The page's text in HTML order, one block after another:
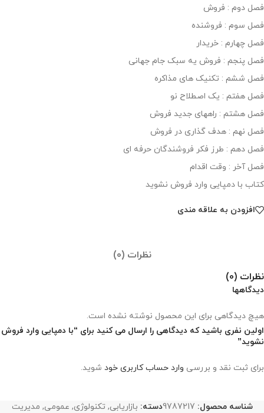
فصل دوم : فروش
فصل سوم : فروشنده
فصل چهارم : خریدار
فصل پنجم : فروش یه سبک جام جهانی
فصل ششم : تکنیک های مذاکره
فصل هفتم : یک اصطلاح نو
فصل هشتم : راههای جدید فروش
فصل نهم : هدف گذاری در فروش
فصل دهم : طرز فکر فروشندگان حرفه ای
فصل آخر : وقت اقدام
کتاب با دمپایی وارد فروش نشوید
افزودن به علاقه مندی
نظرات (0)
نظرات (0)
دیدگاهها
هیچ دیدگاهی برای این محصول نوشته نشده است.
اولین نفری باشید که دیدگاهی را ارسال می کنید برای “با دمپایی وارد فروش
نشوید”
برای ثبت نقد و بررسی وارد حساب کاربری خود شوید.
شناسه محصول: 9787217دسته: بازاریابی, تکنولوژی, عمومی, مدیریت